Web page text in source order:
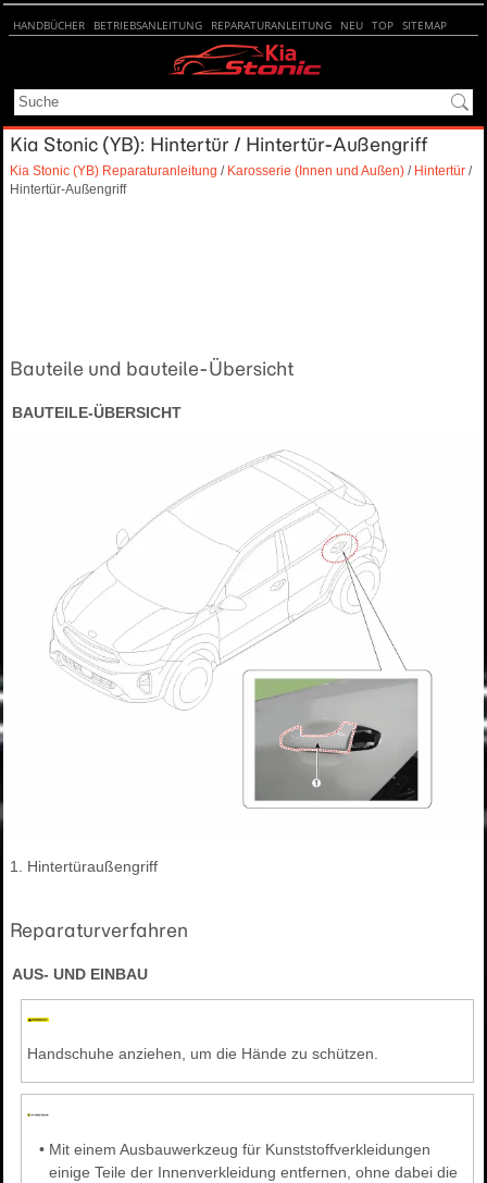
HANDBÜCHER BETRIEBSANLEITUNG REPARATURANLEITUNG NEU TOP SITEMAP
Kia Stonic (YB): Hintertür / Hintertür-Außengriff
Kia Stonic (YB) Reparaturanleitung / Karosserie (Innen und Außen) / Hintertür /
Hintertür-Außengriff
Bauteile und bauteile-Übersicht
BAUTEILE-ÜBERSICHT
1. Hintertüraußengriff
Reparaturverfahren
AUS- UND EINBAU
Handschuhe anziehen, um die Hände zu schützen.
• Mit einem Ausbauwerkzeug für Kunststoffverkleidungen
einige Teile der Innenverkleidung entfernen, ohne dabei die